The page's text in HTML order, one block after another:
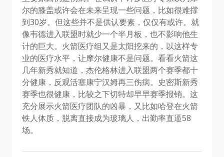
尔的膝盖或许会在未来呈现一些问题，比如很难撑
到30岁。但这些并不是供认要素，仅仅有或许。就
像韦德进入联盟时就少一个半月板，也不影响他生
计的巨大。火箭医疗组又是太阳挖来的，以这样专
业的医疗水平，让摩尔健康不是问题。看看火箭这
几年新秀就知道，杰伦格林进入联盟两个赛季都十
分健康，反观活塞康宁汉姆再三伤病。史密斯新秀
赛季也很健康，比较之下切特却早早赛季报销。这
充分展示火箭医疗团队的凶暴，又比如哈登在火箭
铁人体质，脱离直接成为玻璃人，出勤率直逼58
场。